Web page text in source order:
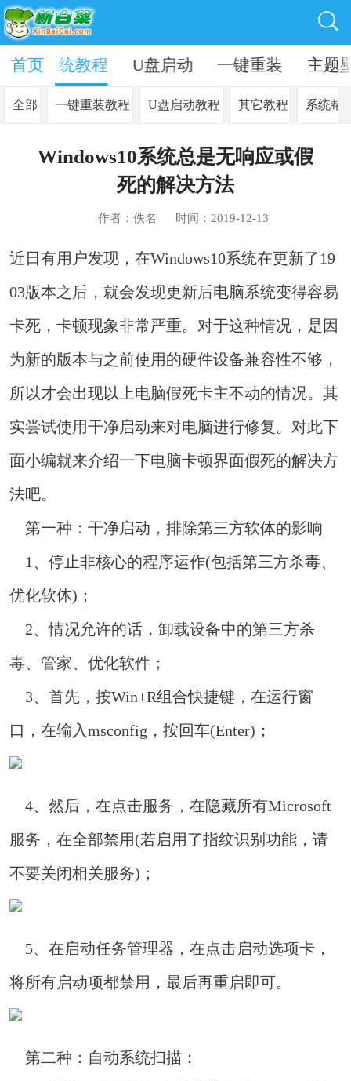
系统教程 U盘启动 一键重装 主题
首页
全部 一键重装教程 U盘启动教程 其它教程 系统帮
Windows10系统总是无响应或假
死的解决方法
作者：佚名 时间：2019-12-13
近日有用户发现，在Windows10系统在更新了19
03版本之后，就会发现更新后电脑系统变得容易
卡死，卡顿现象非常严重。对于这种情况，是因
为新的版本与之前使用的硬件设备兼容性不够，
所以才会出现以上电脑假死卡主不动的情况。其
实尝试使用干净启动来对电脑进行修复。对此下
面小编就来介绍一下电脑卡顿界面假死的解决方
法吧。
第一种：干净启动，排除第三方软体的影响
1、停止非核心的程序运作(包括第三方杀毒、
优化软体)；
2、情况允许的话，卸载设备中的第三方杀
毒、管家、优化软件；
3、首先，按Win+R组合快捷键，在运行窗
口，在输入msconfig，按回车(Enter)；
4、然后，在点击服务，在隐藏所有Microsoft
服务，在全部禁用(若启用了指纹识别功能，请
不要关闭相关服务)；
5、在启动任务管理器，在点击启动选项卡，
将所有启动项都禁用，最后再重启即可。
第二种：自动系统扫描：